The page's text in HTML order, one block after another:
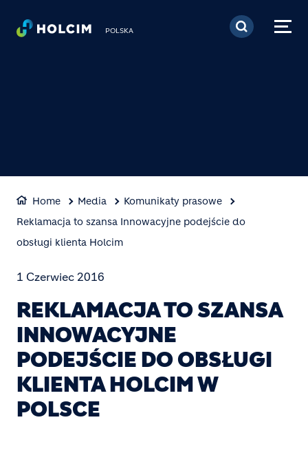
Przejdź do treści
POLSKA
Home Media
Komunikaty prasowe
Reklamacja to szansa Innowacyjne podejście do
obsługi klienta Holcim
1 Czerwiec 2016
REKLAMACJA TO SZANSA
INNOWACYJNE
PODEJŚCIE DO OBSŁUGI
KLIENTA HOLCIM W
POLSCE